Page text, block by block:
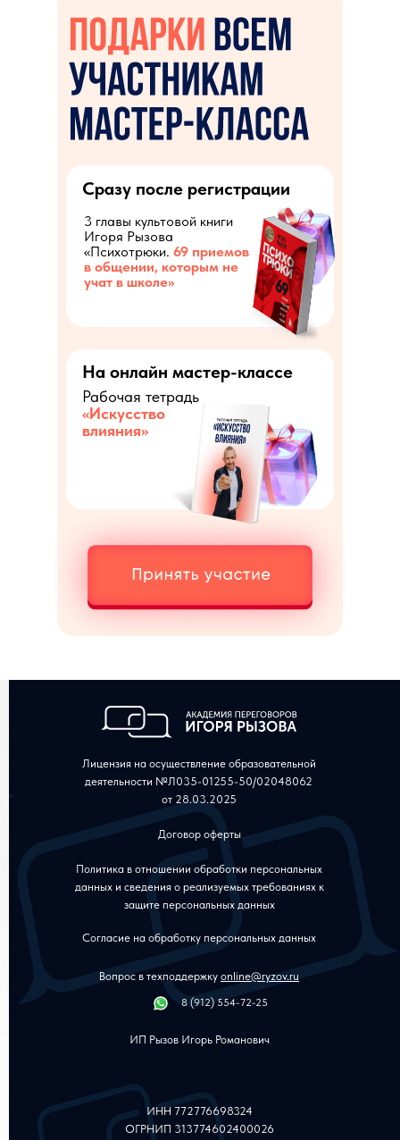
3 главы культовой книги
Игоря Рызова
«Психотрюки. 69 приемов
в общении, которым не
учат в школе»
Сразу после регистрации
На онлайн мастер-классе
Рабочая тетрадь
«Искусство
влияния»
Договор оферты
Лицензия на осуществление образовательной
деятельности №Л035-01255-50/02048062
от 28.03.2025
Политика в отношении обработки персональных
данных и сведения о реализуемых требованиях к
защите персональных данных
Вопрос в техподдержку online@ryzov.ru
Согласие на обработку персональных данных
ИП Рызов Игорь Романович
ИНН 772776698324
ОГРНИП 313774602400026
8 (912) 554-72-25